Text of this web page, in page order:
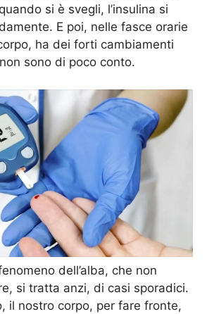
si è svegli, l’insulina si
E poi, nelle fasce orarie
ha dei forti cambiamenti
sono di poco conto.
dell’alba, che non
si tratta anzi, di casi sporadici.
il nostro corpo, per fare fronte,